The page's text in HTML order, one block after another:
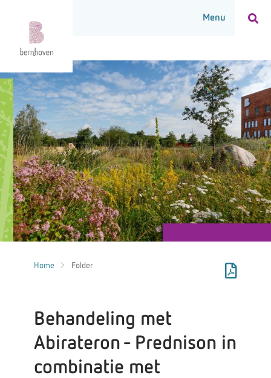
Home Folder
Behandeling met
Abirateron - Prednison in
combinatie met